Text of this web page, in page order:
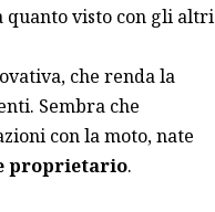
quanto visto con gli altri
che renda la
Sembra che
con la moto, nate
proprietario.